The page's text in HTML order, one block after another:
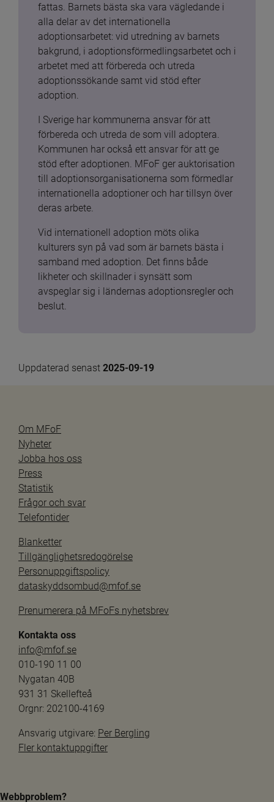
fattas. Barnets bästa ska vara vägledande i
alla delar av det internationella
adoptionsarbetet: vid utredning av barnets
bakgrund, i adoptionsförmedlingsarbetet och i
arbetet med att förbereda och utreda
adoptionssökande samt vid stöd efter
adoption.
I Sverige har kommunerna ansvar för att
förbereda och utreda de som vill adoptera.
Kommunen har också ett ansvar för att ge
stöd efter adoptionen. MFoF ger auktorisation
till adoptionsorganisationerna som förmedlar
internationella adoptioner och har tillsyn över
deras arbete.
Vid internationell adoption möts olika
kulturers syn på vad som är barnets bästa i
samband med adoption. Det finns både
likheter och skillnader i synsätt som
avspeglar sig i ländernas adoptionsregler och
beslut.
Uppdaterad senast 2025-09-19
Om MFoF
Nyheter
Jobba hos oss
Press
Statistik
Frågor och svar
Telefontider
Blanketter
Tillgänglighetsredogörelse
Personuppgiftspolicy
dataskyddsombud@mfof.se
Prenumerera på MFoFs nyhetsbrev
Kontakta oss
info@mfof.se
010-190 11 00
Nygatan 40B
931 31 Skellefteå
Orgnr: 202100-4169
Ansvarig utgivare: Per Bergling
Fler kontaktuppgifter
Webbproblem?